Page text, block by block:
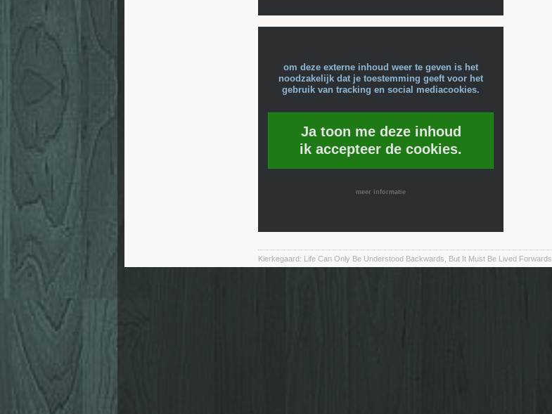
om deze externe inhoud weer te geven is het
noodzakelijk dat je toestemming geeft voor het
gebruik van tracking en social mediacookies.
Ja toon me deze inhoud
ik accepteer de cookies.
meer informatie
Kierkegaard: Life Can Only Be Understood Backwards, But It Must Be Lived Forwards